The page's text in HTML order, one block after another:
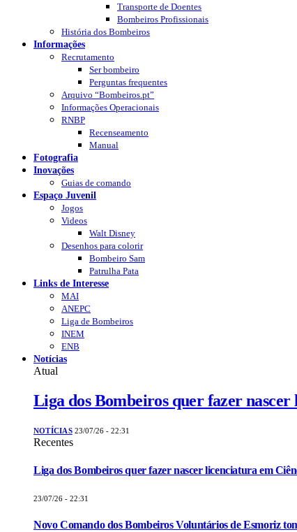
Transporte de Doentes
Bombeiros Profissionais
História dos Bombeiros
Informações
Recrutamento
Ser bombeiro
Perguntas frequentes
Arquivo “Bombeiros.pt”
Informações Operacionais
RNBP
Recenseamento
Manual
Fotografia
Inovações
Guias de comando
Espaço Juvenil
Jogos
Videos
Walt Disney
Desenhos para colorir
Bombeiro Sam
Patrulha Pata
Links de Interesse
MAI
ANEPC
Liga de Bombeiros
INEM
ENB
Notícias
Atual
Liga dos Bombeiros quer fazer
NOTÍCIAS 23/07/26 - 22:31
Recentes
Liga dos Bombeiros quer fazer nascer licenciatura em
23/07/26 - 22:31
Novo Comando dos Bombeiros Voluntários de Esmoriz